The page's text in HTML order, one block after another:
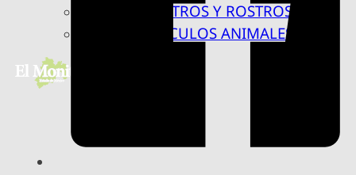
RASTROS Y ROSTROS
VÍNCULOS ANIMALES